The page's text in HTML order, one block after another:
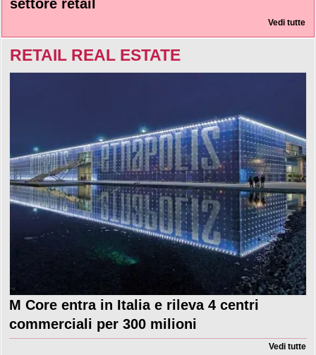
settore retail
Vedi tutte
RETAIL REAL ESTATE
M Core entra in Italia e rileva 4 centri
commerciali per 300 milioni
Vedi tutte